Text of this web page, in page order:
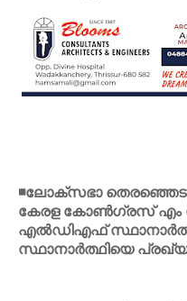
◾ലോക്സഭാ
കേരള കോണ്‍ഗ്രസ് എം
എല്‍ഡിഎഫ്
സ്ഥാനാര്‍ത്ഥിയെ